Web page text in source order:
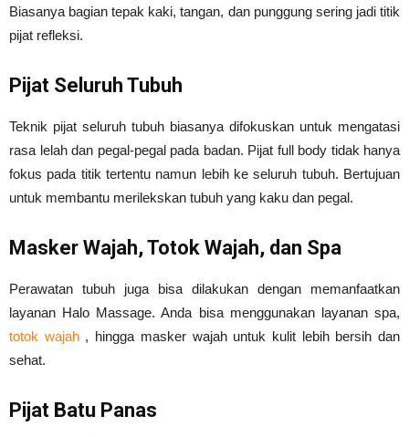
Biasanya bagian tepak kaki, tangan, dan punggung sering jadi titik
pijat refleksi.
Pijat Seluruh Tubuh
Teknik pijat seluruh tubuh biasanya difokuskan untuk mengatasi
rasa lelah dan pegal-pegal pada badan. Pijat full body tidak hanya
fokus pada titik tertentu namun lebih ke seluruh tubuh. Bertujuan
untuk membantu merilekskan tubuh yang kaku dan pegal.
Masker Wajah, Totok Wajah, dan Spa
Perawatan tubuh juga bisa dilakukan dengan memanfaatkan
layanan Halo Massage. Anda bisa menggunakan layanan spa,
totok wajah, hingga masker wajah untuk kulit lebih bersih dan
sehat.
Pijat Batu Panas